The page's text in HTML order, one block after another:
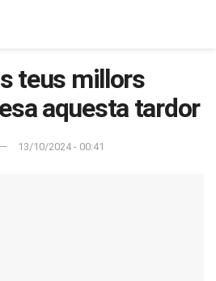
teus millors
aquesta tardor
13/10/2024 - 00:41